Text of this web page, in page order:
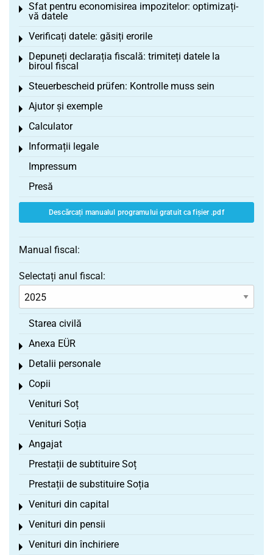
Sfat pentru economisirea impozitelor: optimizați-
vă datele
Toggle menu
Verificați datele: găsiți erorile
Toggle menu
Depuneți declarația fiscală: trimiteți datele la
biroul fiscal
Toggle menu
Steuerbescheid prüfen: Kontrolle muss sein
Toggle menu
Ajutor și exemple
Toggle menu
Calculator
Toggle menu
Informații legale
Toggle menu
Impressum
Presă
Descărcați manualul programului gratuit ca fișier .pdf
Manual fiscal:
Selectați anul fiscal:
Starea civilă
Anexa EÜR
Toggle menu
Detalii personale
Toggle menu
Copii
Toggle menu
Venituri Soț
Venituri Soția
Angajat
Toggle menu
Prestații de subtituire Soț
Prestații de substituire Soția
Venituri din capital
Toggle menu
Venituri din pensii
Toggle menu
Venituri din închiriere
Toggle menu